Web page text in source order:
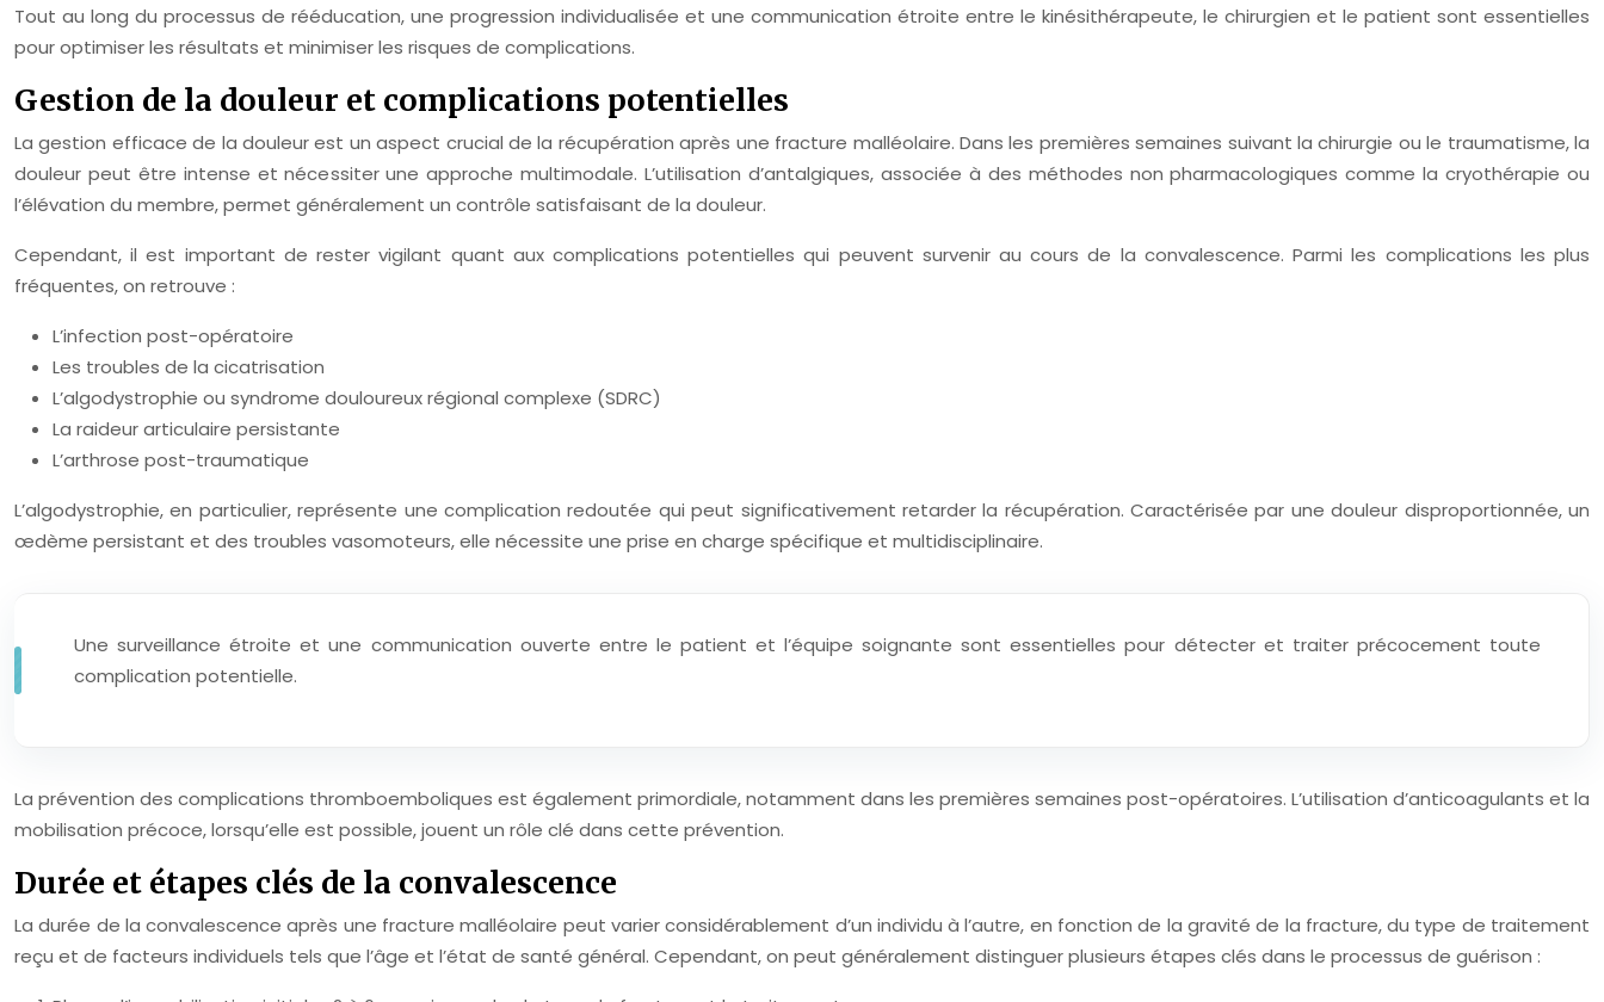
Tout au long du processus de rééducation, une progression individualisée et une communication étroite entre le kinésithérapeute, le chirurgien et le patient sont essentielles
pour optimiser les résultats et minimiser les risques de complications.
Gestion de la douleur et complications potentielles
La gestion efficace de la douleur est un aspect crucial de la récupération après une fracture malléolaire. Dans les premières semaines suivant la chirurgie ou le traumatisme, la
douleur peut être intense et nécessiter une approche multimodale. L’utilisation d’antalgiques, associée à des méthodes non pharmacologiques comme la cryothérapie ou
l’élévation du membre, permet généralement un contrôle satisfaisant de la douleur.
Cependant, il est important de rester vigilant quant aux complications potentielles qui peuvent survenir au cours de la convalescence. Parmi les complications les plus
fréquentes, on retrouve :
L’infection post-opératoire
Les troubles de la cicatrisation
L’algodystrophie ou syndrome douloureux régional complexe (SDRC)
La raideur articulaire persistante
L’arthrose post-traumatique
L’algodystrophie, en particulier, représente une complication redoutée qui peut significativement retarder la récupération. Caractérisée par une douleur disproportionnée, un
œdème persistant et des troubles vasomoteurs, elle nécessite une prise en charge spécifique et multidisciplinaire.
Une surveillance étroite et une communication ouverte entre le patient et l’équipe soignante sont essentielles pour détecter et traiter précocement toute
complication potentielle.
La prévention des complications thromboemboliques est également primordiale, notamment dans les premières semaines post-opératoires. L’utilisation d’anticoagulants et la
mobilisation précoce, lorsqu’elle est possible, jouent un rôle clé dans cette prévention.
Durée et étapes clés de la convalescence
La durée de la convalescence après une fracture malléolaire peut varier considérablement d’un individu à l’autre, en fonction de la gravité de la fracture, du type de traitement
reçu et de facteurs individuels tels que l’âge et l’état de santé général. Cependant, on peut généralement distinguer plusieurs étapes clés dans le processus de guérison :